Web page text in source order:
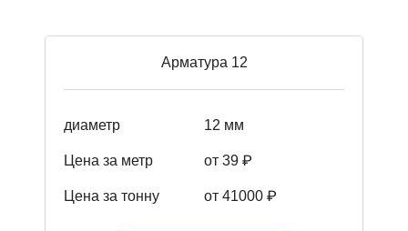
Арматура 12
диаметр 12 мм
Цена за метр от 39 ₽
Цена за тонну от 41000 ₽